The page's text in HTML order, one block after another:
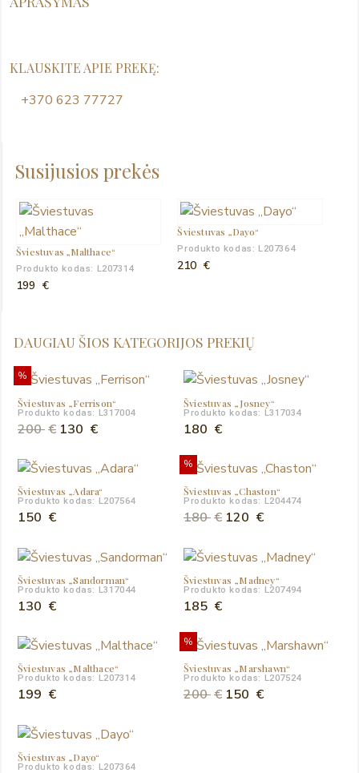
KLAUSKITE APIE PREKĘ:
+370 623 77727
Susijusios prekės
Šviestuvas „Malthace“
Produkto kodas: L207314
199 €
Šviestuvas „Dayo“
Produkto kodas: L207364
210 €
DAUGIAU ŠIOS KATEGORIJOS PREKIŲ
%
Šviestuvas „Ferrison“
Produkto kodas: L317004
200€ Original
was:
200 €.
130 €Current
is:
130 €.
Šviestuvas „Josney“
Produkto kodas: L317034
180 €
Šviestuvas „Adara“
Produkto kodas: L207564
150 €
%
Šviestuvas „Chaston“
Produkto kodas: L204474
180€ Original
was:
180 €.
120 €Current
is:
120 €.
Šviestuvas „Sandorman“
Produkto kodas: L317044
130 €
Šviestuvas „Madney“
Produkto kodas: L207494
185 €
Šviestuvas „Malthace“
Produkto kodas: L207314
199 €
%
Šviestuvas „Marshawn“
Produkto kodas: L207524
200€ Original
150 €Current
Šviestuvas „Dayo“
Produkto kodas: L207364